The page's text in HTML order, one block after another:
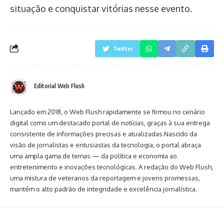
situação e conquistar vitórias nesse evento.
Twitter
Editorial Web Flush
Lançado em 2018, o Web Flush rapidamente se firmou no cenário
digital como um destacado portal de notícias, graças à sua entrega
consistente de informações precisas e atualizadas.Nascido da
visão de jornalistas e entusiastas da tecnologia, o portal abraça
uma ampla gama de temas — da política e economia ao
entretenimento e inovações tecnológicas. A redação do Web Flush,
uma mistura de veteranos da reportagem e jovens promessas,
mantém o alto padrão de integridade e excelência jornalística.